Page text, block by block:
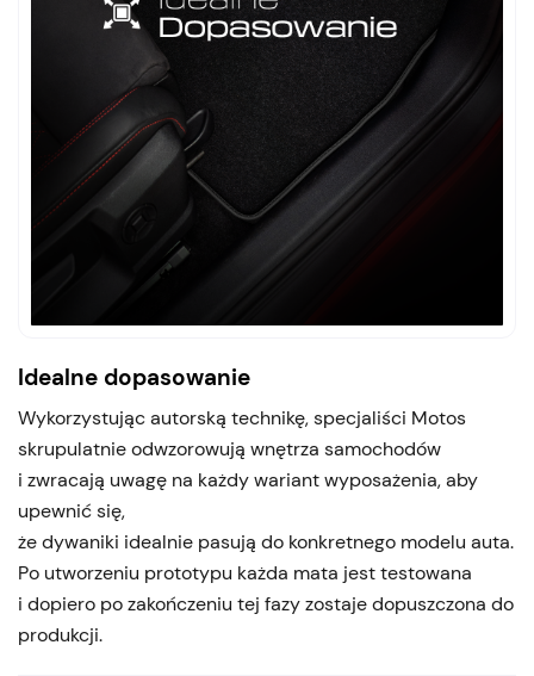
Idealne dopasowanie
Wykorzystując autorską technikę, specjaliści Motos
skrupulatnie odwzorowują wnętrza samochodów
i zwracają uwagę na każdy wariant wyposażenia, aby
upewnić się,
że dywaniki idealnie pasują do konkretnego modelu auta.
Po utworzeniu prototypu każda mata jest testowana
i dopiero po zakończeniu tej fazy zostaje dopuszczona do
produkcji.